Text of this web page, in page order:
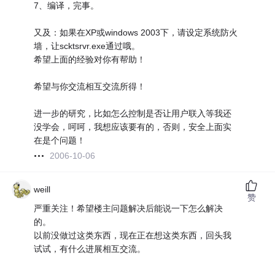
7、编译，完事。
又及：如果在XP或windows 2003下，请设定系统防火
墙，让scktsrvr.exe通过哦。
希望上面的经验对你有帮助！
希望与你交流相互交流所得！
进一步的研究，比如怎么控制是否让用户联入等我还
没学会，呵呵，我想应该要有的，否则，安全上面实
在是个问题！
2006-10-06
weill
严重关注！希望楼主问题解决后能说一下怎么解决
的。
以前没做过这类东西，现在正在想这类东西，回头我
试试，有什么进展相互交流。
赞